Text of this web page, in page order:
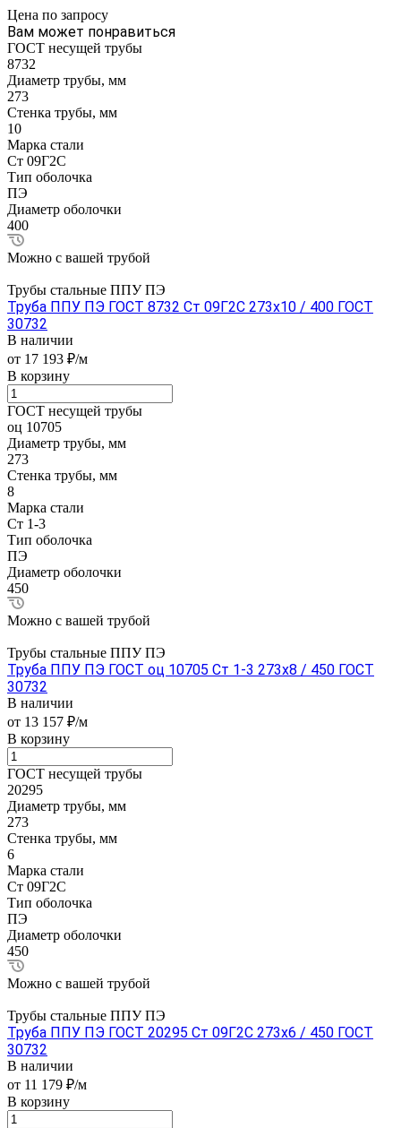
Цена по запросу
Вам может понравиться
ГОСТ несущей трубы
8732
Диаметр трубы, мм
273
Стенка трубы, мм
10
Марка стали
Ст 09Г2С
Тип оболочка
ПЭ
Диаметр оболочки
400
Можно с вашей трубой
Трубы стальные ППУ ПЭ
Труба ППУ ПЭ ГОСТ 8732 Ст 09Г2С 273x10 / 400 ГОСТ
30732
В наличии
от 17 193 ₽/м
В корзину
ГОСТ несущей трубы
оц 10705
Диаметр трубы, мм
273
Стенка трубы, мм
8
Марка стали
Ст 1-3
Тип оболочка
ПЭ
Диаметр оболочки
450
Можно с вашей трубой
Трубы стальные ППУ ПЭ
Труба ППУ ПЭ ГОСТ оц 10705 Ст 1-3 273x8 / 450 ГОСТ
30732
В наличии
от 13 157 ₽/м
В корзину
ГОСТ несущей трубы
20295
Диаметр трубы, мм
273
Стенка трубы, мм
6
Марка стали
Ст 09Г2С
Тип оболочка
ПЭ
Диаметр оболочки
450
Можно с вашей трубой
Трубы стальные ППУ ПЭ
Труба ППУ ПЭ ГОСТ 20295 Ст 09Г2С 273x6 / 450 ГОСТ
30732
В наличии
от 11 179 ₽/м
В корзину